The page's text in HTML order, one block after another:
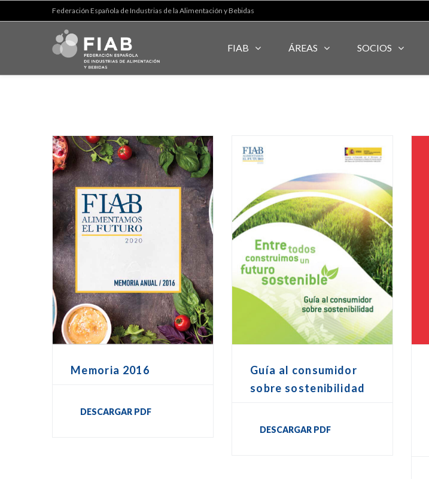
Federación Española de Industrias de la Alimentación y Bebidas
FIAB ÁREAS SOCIOS
Memoria 2016
DESCARGAR PDF
Guía al consumidor
sobre sostenibilidad
DESCARGAR PDF